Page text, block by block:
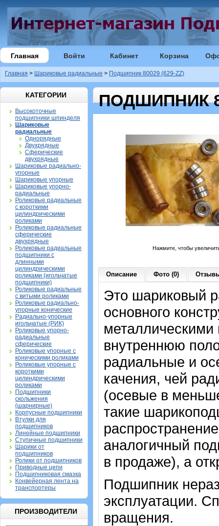
Главная Войти Кабинет Корзина
Главная > Шариковые радиальные > Подшипник 80029 (629-ZZ)
КАТЕГОРИИ
Высокоточные
подшипники шпинделя
Шариковые
радиальные
Однорядные
Двухрядные
Сферические
двухрядные
Шариковые радиально-
упорные
Шариковые упорные
Шариковые упорно-
радиальные
Роликовые радиальные
с короткими
цилиндрическими
роликами
Роликовые радиальные
сферические
двухрядные
Роликовые радиальные
подшипники с
длинными
цилиндрическими
роликами (игольчатые
подшипники)
Роликовые радиальные
с витыми роликами
Роликовые радиально-
упорные конические
Радиально-упорные
игольчатые (РИК)
Роликовые упорно-
радиальные
сферические
Роликовые упорные с
коническими роликами
Роликовые упорные с
короткими
цилиндрическими
роликами
Подшипники
скольжения
(шарнирные)
Корпусные подшипники
Втулки для
подшипников
Линейные подшипники
Ступичные подшипники
Шарики от
подшипников
Ролики от подшипников
Приводные цепи
Подшипниковая смазка
Конвейерная лента на
транспортеры
ПРОИЗВОДИТЕЛИ
ПОДШИПНИК
Нажмите, чтобы
Описание Фото (0)
Это шариковый
основного
внутреннюю
радиальные и
качения, чей
(осевые в
такие
аналогичный
в продаже), а
Подшипник
эксплуатации.
вращения.